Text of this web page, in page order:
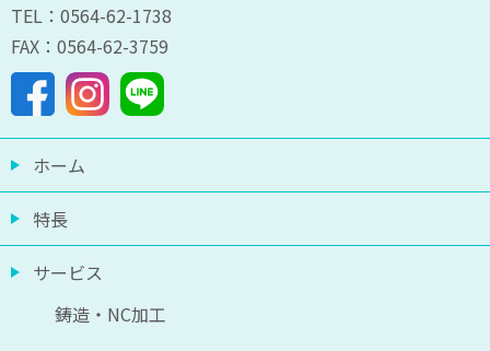
TEL：0564-62-1738
FAX：0564-62-3759
ホーム
特長
サービス
鋳造・NC加工